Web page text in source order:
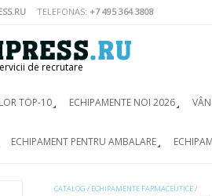
TELEFONAS: +7 495 364 3808
de recrutare
TOP-10 ECHIPAMENTE NOI 2026
ECHIPAMENT PENTRU AMBALARE
CATALOG / ECHIPAMENTE FARMACEUTICE/